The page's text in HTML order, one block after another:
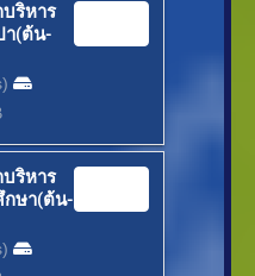
ริหาร
า(ต้น-
ริหาร
กษา(ต้น-